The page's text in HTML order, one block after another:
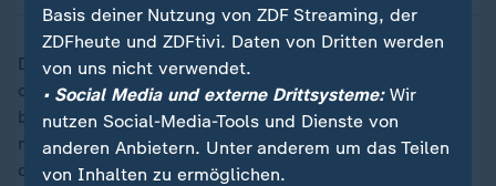
Der CDU-Generalsekretär plädiere "sehr stark" dafür,
dass Deutschland eine "Dienstpflicht in der Breite"
bekomme. Er sagte: "Diesen Weg wollte dieSPD
mitgehen, aber offenkundig der Herr Pistorius nicht,
der Verteidigungsminister."
Basis deiner Nutzung von ZDF Streaming, der
ZDFheute und ZDFtivi. Daten von Dritten werden
von uns nicht verwendet.
• Social Media und externe Drittsysteme:Wir
nutzen Social-Media-Tools und Dienste von
anderen Anbietern. Unter anderem um das Teilen
von Inhalten zu ermöglichen.